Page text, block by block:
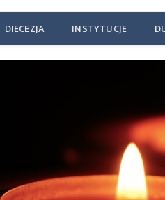
DIECEZJA INSTYTUCJE